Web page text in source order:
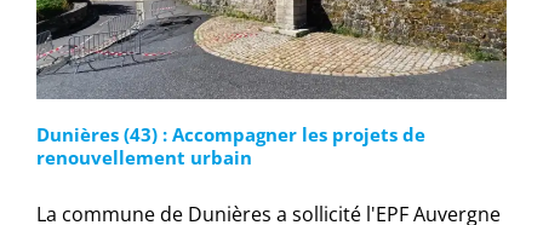
Dunières (43) : Accompagner les projets de
renouvellement urbain
La commune de Dunières a sollicité l'EPF Auvergne